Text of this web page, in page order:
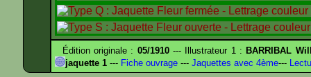
Édition originale : 05/1910--- Illustrateur 1 : BARRIBAL
jaquette 1 --- Fiche ouvrage --- Jaquettes avec 4ème---